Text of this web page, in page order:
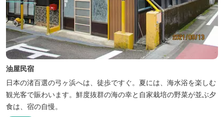
油屋民宿
日本の渚百選の弓ヶ浜へは、徒歩ですぐ。夏には、海水浴を楽しむ
観光客で賑わいます。鮮度抜群の海の幸と自家栽培の野菜が並ぶ夕
食は、宿の自慢。